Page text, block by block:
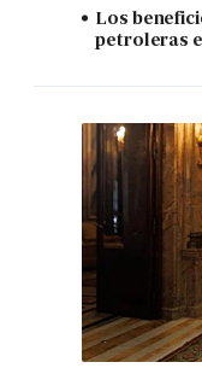
Los
petroleras